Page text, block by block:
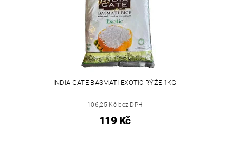
INDIA GATE BASMATI EXOTIC RÝŽE 1KG
106,25 Kč bez DPH
119 Kč